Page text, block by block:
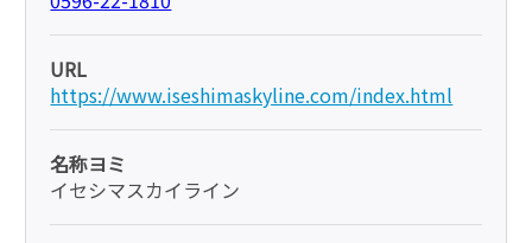
URL
https://www.iseshimaskyline.com/index.html
名称ヨミ
イセシマスカイライン